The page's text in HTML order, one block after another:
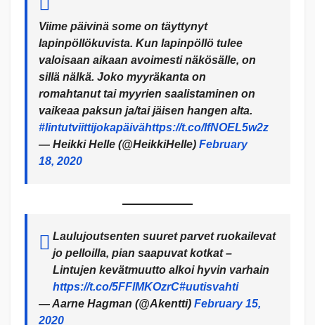
Viime päivinä some on täyttynyt
lapinpöllökuvista. Kun lapinpöllö tulee
valoisaan aikaan avoimesti näkösälle, on
sillä nälkä. Joko myyräkanta on
romahtanut tai myyrien saalistaminen on
vaikeaa paksun ja/tai jäisen hangen alta.
#lintutviittijokapäivähttps://t.co/lfNOEL5w2z
— Heikki Helle (@HeikkiHelle) February
18, 2020
Laulujoutsenten suuret parvet ruokailevat
jo pelloilla, pian saapuvat kotkat –
Lintujen kevätmuutto alkoi hyvin varhain
https://t.co/5FFlMKOzrC#uutisvahti
— Aarne Hagman (@Akentti) February 15,
2020